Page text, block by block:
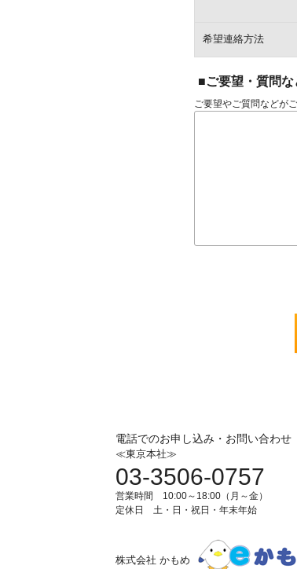
希望連絡方法
■ご要望・質問な
ご要望やご質問などが
電話でのお申し込み・お問い合わせ
≪東京本社≫
03-3506-0757
営業時間 10:00～18:00（月～金）
定休日 土・日・祝日・年末年始
株式会社 かもめ